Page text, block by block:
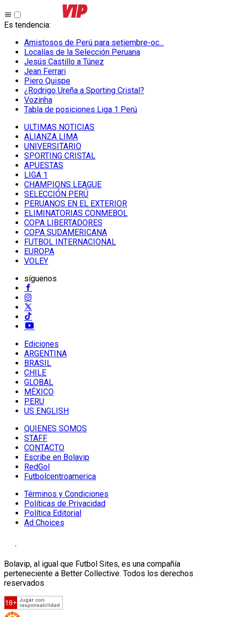
Es tendencia:
Amistosos de Perú para setiembre-oc...
Localías de la Selección Peruana
Jesús Castillo a Túnez
Jean Ferrari
Piero Quispe
¿Rodrigo Ureña a Sporting Cristal?
Vozinha
Tabla de posiciones Liga 1 Perú
ULTIMAS NOTICIAS
ALIANZA LIMA
UNIVERSITARIO
SPORTING CRISTAL
APUESTAS
LIGA 1
CHAMPIONS LEAGUE
SELECCIÓN PERÚ
PERUANOS EN EL EXTERIOR
ELIMINATORIAS CONMEBOL
COPA LIBERTADORES
COPA SUDAMERICANA
FUTBOL INTERNACIONAL
EUROPA
VOLEY
síguenos
Ediciones
ARGENTINA
BRASIL
CHILE
GLOBAL
MÉXICO
PERU
US ENGLISH
QUIENES SOMOS
STAFF
CONTACTO
Escribe en Bolavip
RedGol
Futbolcentroamerica
Términos y Condiciones
Políticas de Privacidad
Política Editorial
Ad Choices
Bolavip, al igual que Futbol Sites, es una compañía
perteneciente a Better Collective. Todos los derechos
reservados